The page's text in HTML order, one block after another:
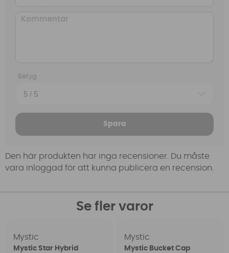
Betyg
Spara
Den här produkten har inga recensioner. Du måste
vara inloggad för att kunna publicera en recension.
Se fler varor
Mystic
Mystic Star Hybrid
Mystic
Mystic Bucket Cap